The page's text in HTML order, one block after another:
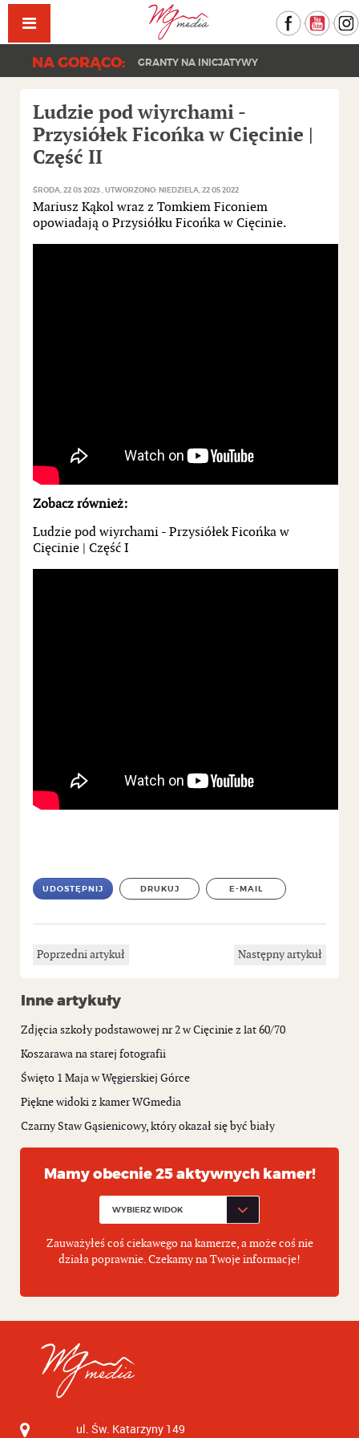
Facebook
NA GORĄCO: GRANTY NA INICJATYWY
Ludzie pod wiyrchami -
Przysiółek Ficońka w Cięcinie |
Część II
ŚRODA, 22 03 2023 UTWORZONO: NIEDZIELA, 22 05 2022
Mariusz Kąkol wraz z Tomkiem Ficoniem
opowiadają o Przysiółku Ficońka w Cięcinie.
Zobacz również:
Ludzie pod wiyrchami - Przysiółek Ficońka w
Cięcinie | Część I
UDOSTĘPNIJ DRUKUJ E-MAIL
Poprzedni artykuł Następny artykuł
Inne artykuły
Zdjęcia szkoły podstawowej nr 2 w Cięcinie z lat 60/70
Koszarawa na starej fotografii
Święto 1 Maja w Węgierskiej Górce
Piękne widoki z kamer WGmedia
Czarny Staw Gąsienicowy, który okazał się być biały
Mamy obecnie 25 aktywnych kamer!
Zauważyłeś coś ciekawego na kamerze, a może coś nie
działa poprawnie. Czekamy na Twoje informacje!
ul. Św. Katarzyny 149